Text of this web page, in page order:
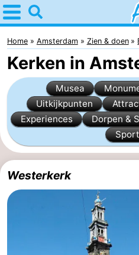
Home
Amsterdam
Reisplan
Voor
kinderen
Voor
jongeren
Gratis
Overnachten
Appartementen
Home Amsterdam Zien & doen
Kerken in
Musea
Uitkijkpunten
Experiences
Dorpen &
Westerkerk